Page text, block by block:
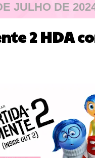
JULHO DE
2 HDA